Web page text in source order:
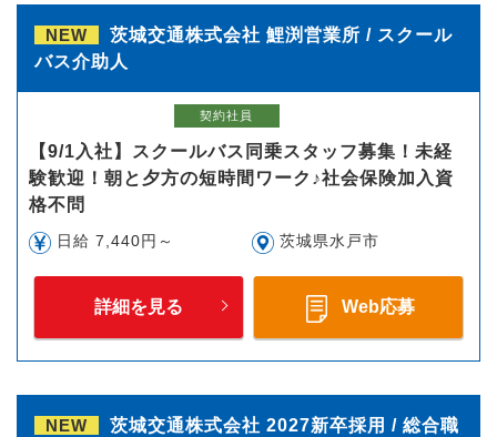
NEW
茨城交通株式会社 鯉渕営業所 / スクール
バス介助人
契約社員
【9/1入社】スクールバス同乗スタッフ募集！未経
験歓迎！朝と夕方の短時間ワーク♪社会保険加入資
格不問
日給 7,440円～ 茨城県水戸市
詳細を見る Web応募
NEW 茨城交通株式会社 2027新卒採用 / 総合職